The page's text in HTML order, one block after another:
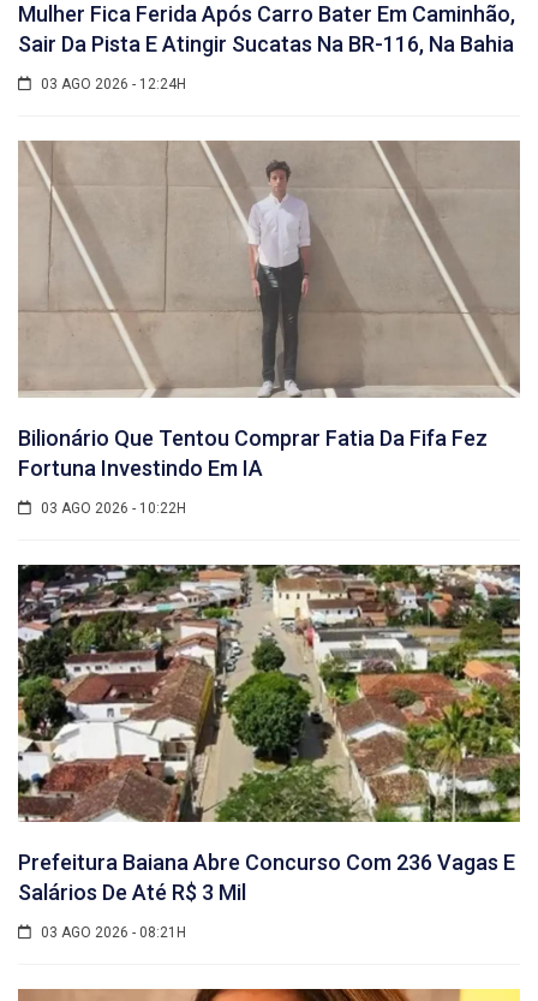
Mulher Fica Ferida Após Carro Bater Em Caminhão,
Sair Da Pista E Atingir Sucatas Na BR-116, Na Bahia
03 AGO 2026 - 12:24H
Bilionário Que Tentou Comprar Fatia Da Fifa Fez
Fortuna Investindo Em IA
03 AGO 2026 - 10:22H
Prefeitura Baiana Abre Concurso Com 236 Vagas E
Salários De Até R$ 3 Mil
03 AGO 2026 - 08:21H